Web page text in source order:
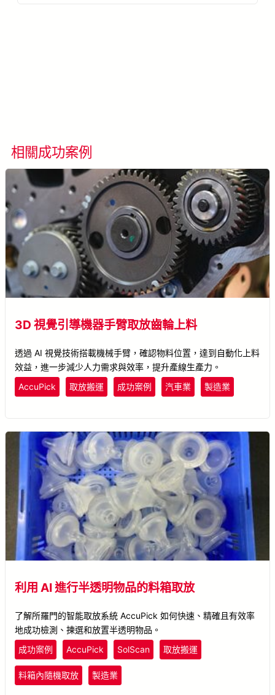
相關成功案例
3D 視覺引導機器手臂取放齒輪上料
透過 AI 視覺技術搭載機械手臂，確認物料位置，達到自動化上料
效益，進一步減少人力需求與效率，提升產線生產力。
AccuPick
取放搬運 成功案例 汽車業 製造業
利用 AI 進行半透明物品的料箱取放
了解所羅門的智能取放系統 AccuPick 如何快速、精確且有效率
地成功檢測、揀選和放置半透明物品。
成功案例
AccuPick SolScan 取放搬運
料箱內隨機取放 製造業